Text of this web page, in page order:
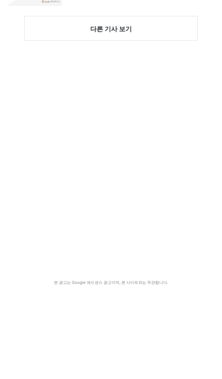
다른 기사 보기
본 광고는 Google 애드센스 광고이며, 본 사이트와는 무관합니다.